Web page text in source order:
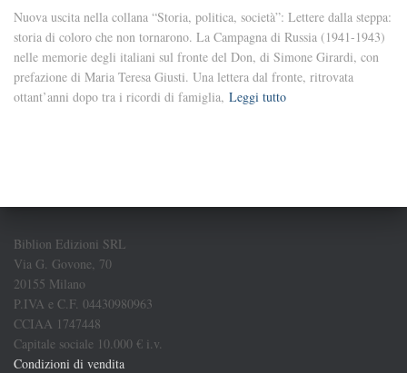
Nuova uscita nella collana “Storia, politica, società”: Lettere dalla steppa:
storia di coloro che non tornarono. La Campagna di Russia (1941-1943)
nelle memorie degli italiani sul fronte del Don, di Simone Girardi, con
prefazione di Maria Teresa Giusti. Una lettera dal fronte, ritrovata
ottant’anni dopo tra i ricordi di famiglia, Leggi tutto
Biblion Edizioni SRL
Via G. Govone, 70
20155 Milano
P.IVA e C.F. 04430980963
CCIAA 1747448
Capitale sociale 10.000 € i.v.
Condizioni di vendita